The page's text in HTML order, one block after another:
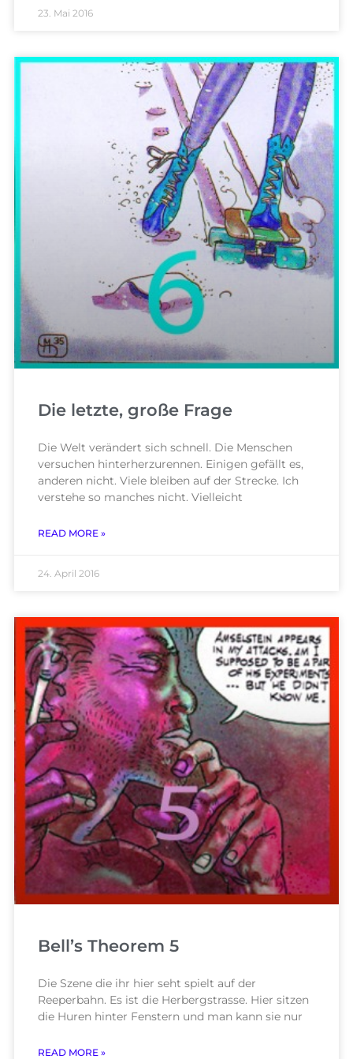
23. Mai 2016
Die letzte, große Frage
Die Welt verändert sich schnell. Die Menschen
versuchen hinterherzurennen. Einigen gefällt es,
anderen nicht. Viele bleiben auf der Strecke. Ich
verstehe so manches nicht. Vielleicht
READ MORE »
24. April 2016
Bell’s Theorem 5
Die Szene die ihr hier seht spielt auf der
Reeperbahn. Es ist die Herbergstrasse. Hier sitzen
die Huren hinter Fenstern und man kann sie nur
READ MORE »